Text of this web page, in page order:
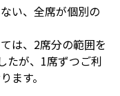
い、全席が個別の
は、2席分の範囲を
たが、1席ずつご利
ます。